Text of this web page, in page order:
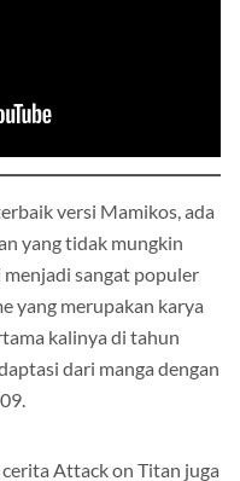
versi Mamikos, ada
yang tidak mungkin
sangat populer
yang merupakan karya
kalinya di tahun
dari manga dengan
Attack on Titan juga